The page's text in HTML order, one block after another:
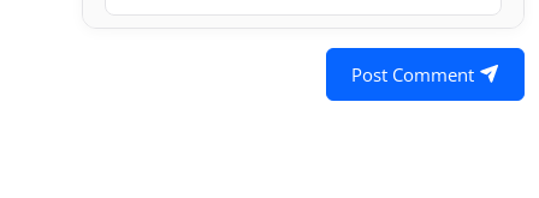
Post Comment